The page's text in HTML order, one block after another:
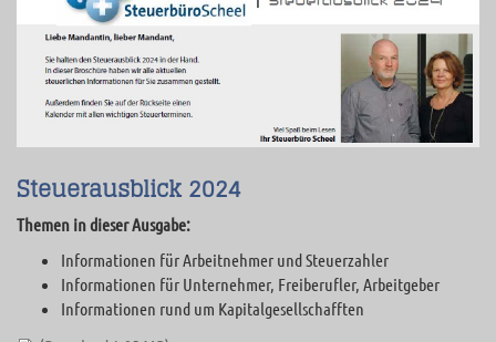
Steuerausblick 2024
Themen in dieser Ausgabe:
Informationen für Arbeitnehmer und Steuerzahler
Informationen für Unternehmer, Freiberufler, Arbeitgeber
Informationen rund um Kapitalgesellschafften